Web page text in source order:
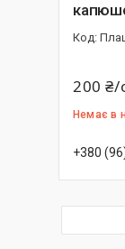
200 ₴/
Немає в
+380